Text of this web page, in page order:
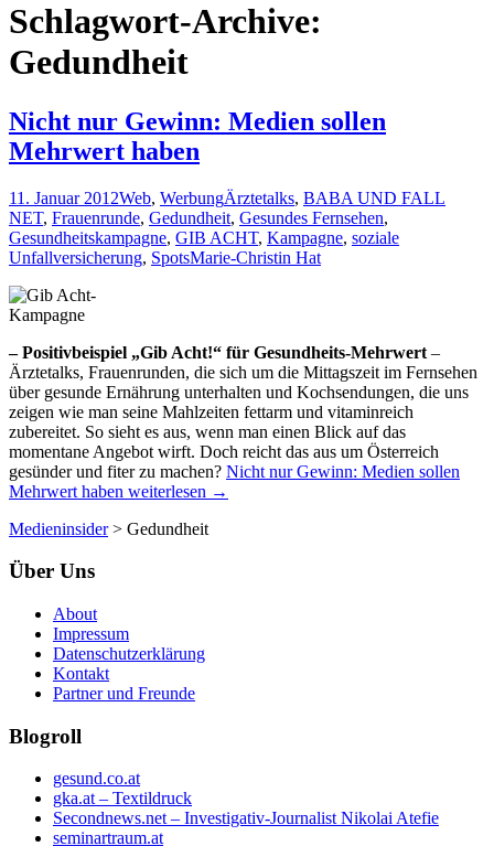
Schlagwort-Archive:
Gedundheit
Nicht nur Gewinn: Medien sollen
Mehrwert haben
11. Januar 2012Web, WerbungÄrztetalks, BABA UND FALL
NET, Frauenrunde, Gedundheit, Gesundes Fernsehen,
Gesundheitskampagne, GIB ACHT, Kampagne, soziale
Unfallversicherung, SpotsMarie-Christin Hat
– Positivbeispiel „Gib Acht!“ für Gesundheits-Mehrwert –
Ärztetalks, Frauenrunden, die sich um die Mittagszeit im Fernsehen
über gesunde Ernährung unterhalten und Kochsendungen, die uns
zeigen wie man seine Mahlzeiten fettarm und vitaminreich
zubereitet. So sieht es aus, wenn man einen Blick auf das
momentane Angebot wirft. Doch reicht das aus um Österreich
gesünder und fiter zu machen? Nicht nur Gewinn: Medien sollen
Mehrwert haben weiterlesen →
Medieninsider> Gedundheit
Über Uns
About
Impressum
Datenschutzerklärung
Kontakt
Partner und Freunde
Blogroll
gesund.co.at
gka.at – Textildruck
Secondnews.net – Investigativ-Journalist Nikolai Atefie
seminartraum.at